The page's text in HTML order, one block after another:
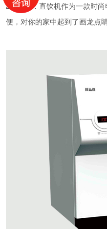
2、美感：直饮机作为一款时
便，对你的家中起到了画龙点